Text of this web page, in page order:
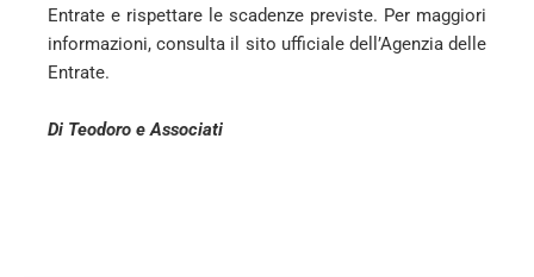
Entrate e rispettare le scadenze previste. Per maggiori
informazioni, consulta il sito ufficiale dell’Agenzia delle
Entrate.
Di Teodoro e Associati